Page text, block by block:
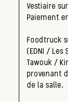
Vestiaire
Paiement
Foodtruck
(EDNI /
Tawouk /
provenant
de la salle.